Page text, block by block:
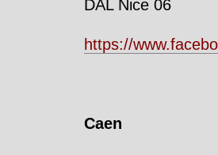
DAL Nice 06
https://
Caen